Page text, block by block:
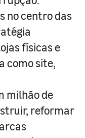
no centro das
físicas e
como site,
milhão de
reformar